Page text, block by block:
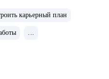
бизнес (студия
сфере
в образовательной
карьерный план
...